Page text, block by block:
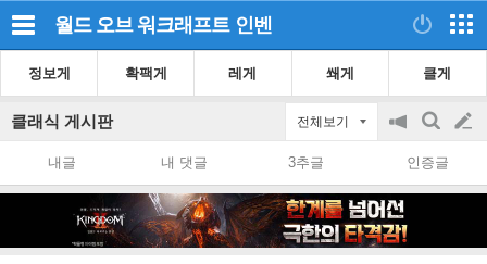
월드 오브 워크래프트 인벤
정보게 확팩게 레게 쐐게 클게
클래식 게시판 전체보기
공
on/off
검
색
글
쓰
내글 내 댓글 3추글 인증글